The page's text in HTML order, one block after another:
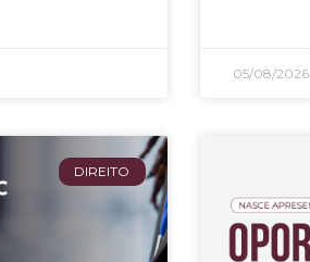
05/08/2026
DIREITO